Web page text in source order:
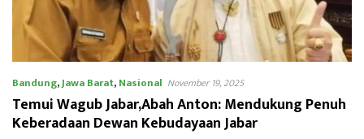
Bandung,Jawa Barat,Nasional November 19, 2025
Temui Wagub Jabar,Abah Anton: Mendukung Penuh
Keberadaan Dewan Kebudayaan Jabar